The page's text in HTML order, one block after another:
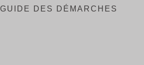
GUIDE DES DÉMARCHES